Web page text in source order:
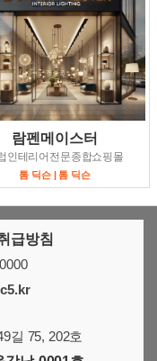
람펜메이스터
인테리어전문종합쇼핑몰
톰 딕슨 | 톰 딕슨
급방침
길 75, 202호